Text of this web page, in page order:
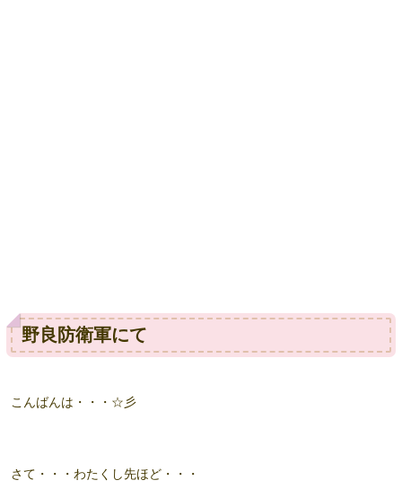
野良防衛軍にて
こんばんは・・・☆彡
さて・・・わたくし先ほど・・・